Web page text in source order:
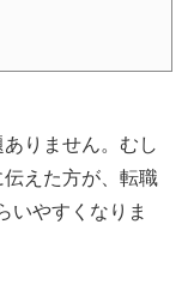
りません。むし
えた方が、転職
いやすくなりま